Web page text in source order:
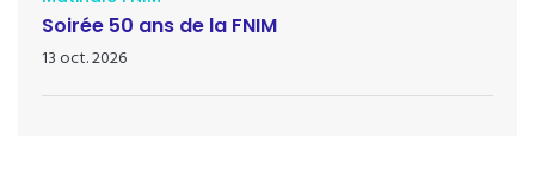
Soirée 50 ans de la FNIM
13 oct. 2026